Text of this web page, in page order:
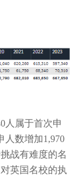
人属于首次申
人数增加1,970
挑战有难度的名
英国名校的执